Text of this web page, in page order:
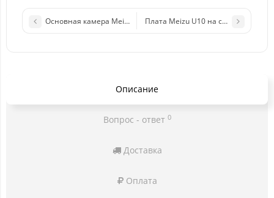
Основная камера Meizu M5 Плата Meizu U10 на системный
Описание
Вопрос - ответ 0
Доставка
Оплата